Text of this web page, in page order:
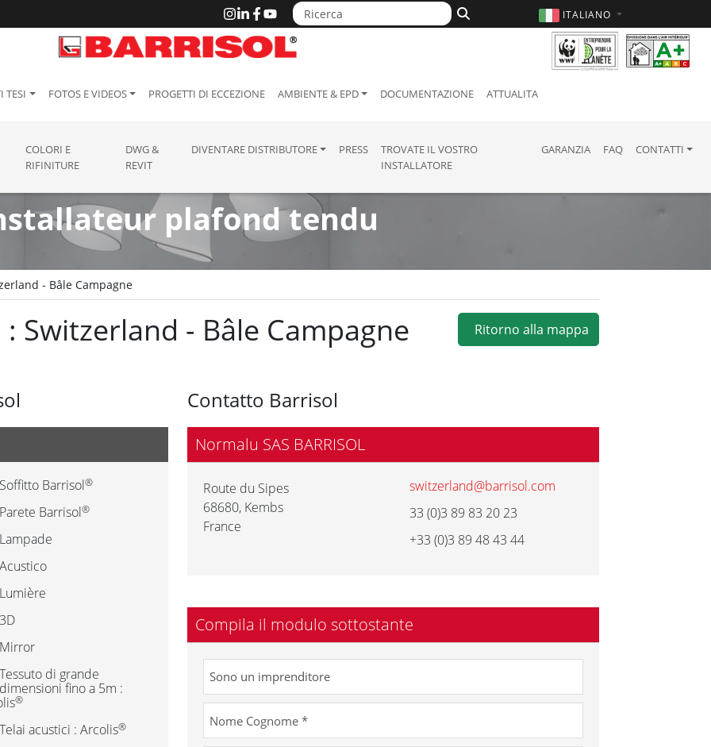
ITALIANO
TESI FOTOS E VIDEOS PROGETTI DI ECCEZIONE AMBIENTE & EPD DOCUMENTAZIONE ATTUALITA
COLORI E
RIFINITURE
DWG &
REVIT
DIVENTARE DISTRIBUTORE PRESS
TROVATE IL VOSTRO
INSTALLATORE
GARANZIA FAQ CONTATTI
plafond tendu
- Bâle Campagne
Ritorno alla mappa
Switzerland - Bâle Campagne
Barrisol®
Barrisol®
di grande
fino a 5m :
®
acustici : Arcolis®
Contatto Barrisol
Normalu SAS BARRISOL
Route du Sipes
68680, Kembs
France
switzerland@barrisol.com
33 (0)3 89 83 20 23
+33 (0)3 89 48 43 44
Compila il modulo sottostante